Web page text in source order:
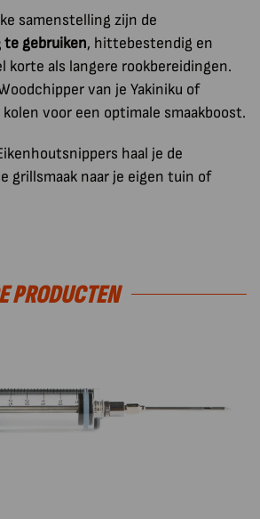
samenstelling zijn de
te gebruiken, hittebestendig en
korte als langere rookbereidingen.
van je Yakiniku of
voor een optimale smaakboost.
haal je de
grillsmaak naar je eigen tuin of
PRODUCTEN